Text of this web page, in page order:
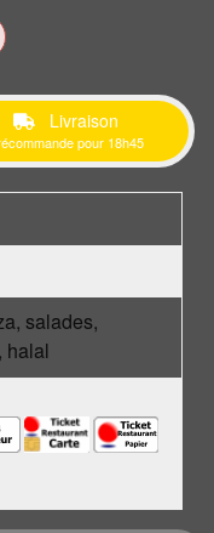
Livraison
pour 18h45
salades,
halal